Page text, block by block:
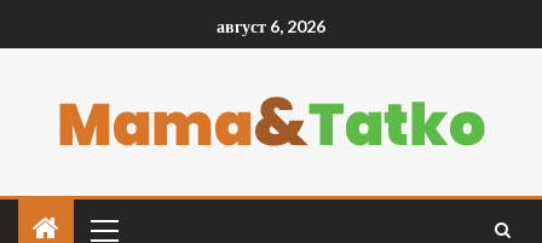
август 6, 2026